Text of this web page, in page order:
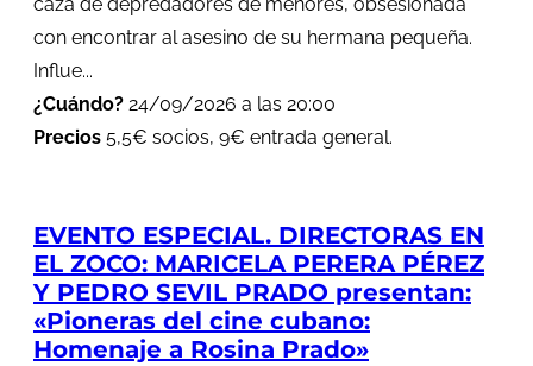
con encontrar al asesino de su hermana pequeña.
Influe...
¿Cuándo? 24/09/2026 a las 20:00
Precios 5,5€ socios, 9€ entrada general.
EVENTO ESPECIAL. DIRECTORAS EN
EL ZOCO: MARICELA PERERA PÉREZ
Y PEDRO SEVIL PRADO presentan:
«Pioneras del cine cubano:
Homenaje a Rosina Prado»